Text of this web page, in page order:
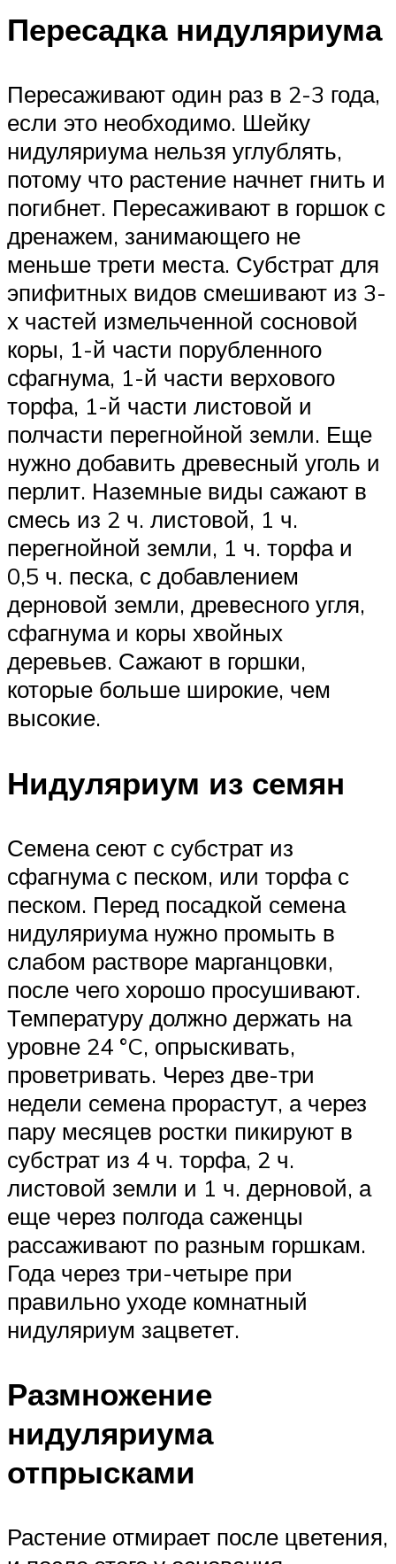
Пересадка нидуляриума
Пересаживают один раз в 2-3 года,
если это необходимо. Шейку
нидуляриума нельзя углублять,
потому что растение начнет гнить и
погибнет. Пересаживают в горшок с
дренажем, занимающего не
меньше трети места. Субстрат для
эпифитных видов смешивают из 3-
х частей измельченной сосновой
коры, 1-й части порубленного
сфагнума, 1-й части верхового
торфа, 1-й части листовой и
полчасти перегнойной земли. Еще
нужно добавить древесный уголь и
перлит. Наземные виды сажают в
смесь из 2 ч. листовой, 1 ч.
перегнойной земли, 1 ч. торфа и
0,5 ч. песка, с добавлением
дерновой земли, древесного угля,
сфагнума и коры хвойных
деревьев. Сажают в горшки,
которые больше широкие, чем
высокие.
Нидуляриум из семян
Семена сеют с субстрат из
сфагнума с песком, или торфа с
песком. Перед посадкой семена
нидуляриума нужно промыть в
слабом растворе марганцовки,
после чего хорошо просушивают.
Температуру должно держать на
уровне 24 °C, опрыскивать,
проветривать. Через две-три
недели семена прорастут, а через
пару месяцев ростки пикируют в
субстрат из 4 ч. торфа, 2 ч.
листовой земли и 1 ч. дерновой, а
еще через полгода саженцы
рассаживают по разным горшкам.
Года через три-четыре при
правильно уходе комнатный
нидуляриум зацветет.
Размножение
нидуляриума
отпрысками
Растение отмирает после цветения,